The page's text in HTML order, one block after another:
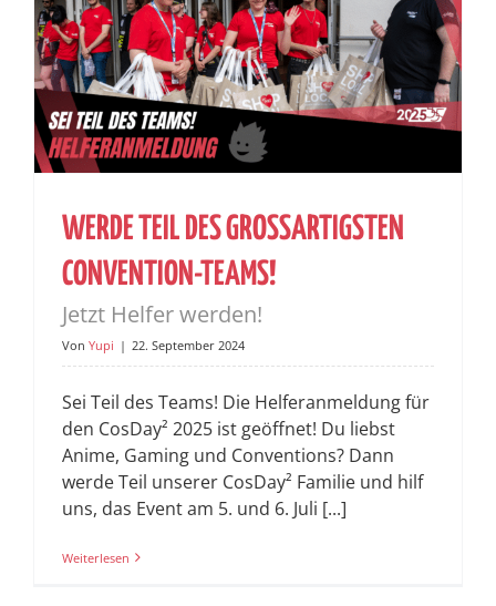
WERDE TEIL DES GROSSARTIGSTEN C
ONVENTION-TEAMS!
Jetzt Helfer werden!
Von Yupi | 22. September 2024
Sei Teil des Teams! Die Helferanmeldung für
den CosDay² 2025 ist geöffnet! Du liebst
Anime, Gaming und Conventions? Dann
werde Teil unserer CosDay² Familie und hilf
uns, das Event am 5. und 6. Juli [...]
Weiterlesen